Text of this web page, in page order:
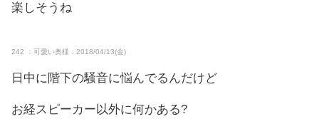
楽しそうね
242 ：可愛い奥様：2018/04/13(金)
日中に階下の騒音に悩んでるんだけど
お経スピーカー以外に何かある?